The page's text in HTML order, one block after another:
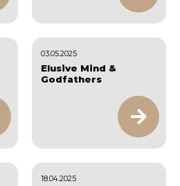
Elusive Mind &
Godfathers
03.05.2025
18.04.2025